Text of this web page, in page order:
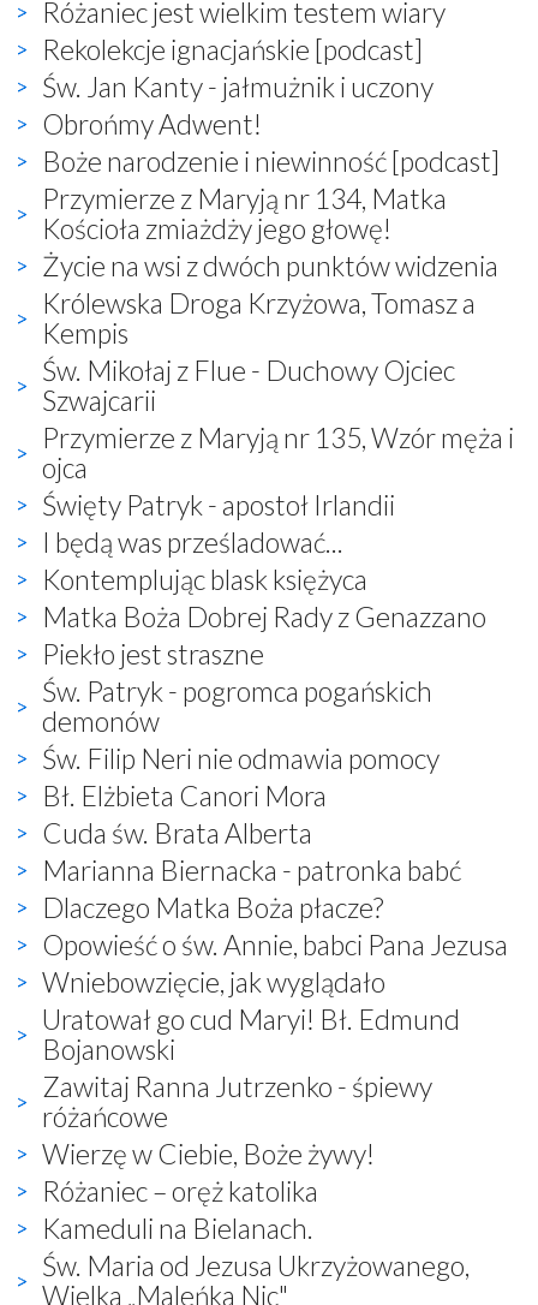
Różaniec jest wielkim testem wiary
Rekolekcje ignacjańskie [podcast]
Św. Jan Kanty - jałmużnik i uczony
Obrońmy Adwent!
Boże narodzenie i niewinność [podcast]
Przymierze z Maryją nr 134, Matka
Kościoła zmiażdży jego głowę!
Życie na wsi z dwóch punktów widzenia
Królewska Droga Krzyżowa, Tomasz a
Kempis
Św. Mikołaj z Flue - Duchowy Ojciec
Szwajcarii
Przymierze z Maryją nr 135, Wzór męża i
ojca
Święty Patryk - apostoł Irlandii
I będą was prześladować...
Kontemplując blask księżyca
Matka Boża Dobrej Rady z Genazzano
Piekło jest straszne
Św. Patryk - pogromca pogańskich
demonów
Św. Filip Neri nie odmawia pomocy
Bł. Elżbieta Canori Mora
Cuda św. Brata Alberta
Marianna Biernacka - patronka babć
Dlaczego Matka Boża płacze?
Opowieść o św. Annie, babci Pana Jezusa
Wniebowzięcie, jak wyglądało
Uratował go cud Maryi! Bł. Edmund
Bojanowski
Zawitaj Ranna Jutrzenko - śpiewy
różańcowe
Wierzę w Ciebie, Boże żywy!
Różaniec – oręż katolika
Kameduli na Bielanach.
Św. Maria od Jezusa Ukrzyżowanego,
Wielka „Maleńka Nic"